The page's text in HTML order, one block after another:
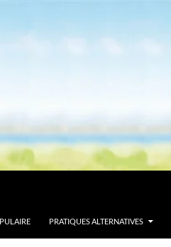
PRATIQUES ALTERNATIVES